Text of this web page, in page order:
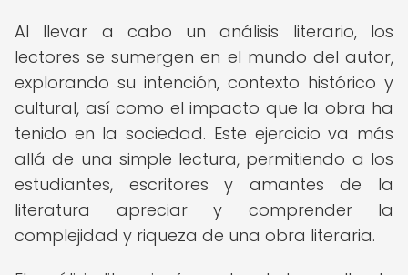
Al llevar a cabo un análisis literario, los
lectores se sumergen en el mundo del autor,
explorando su intención, contexto histórico y
cultural, así como el impacto que la obra ha
tenido en la sociedad. Este ejercicio va más
allá de una simple lectura, permitiendo a los
estudiantes, escritores y amantes de la
literatura apreciar y comprender la
complejidad y riqueza de una obra literaria.